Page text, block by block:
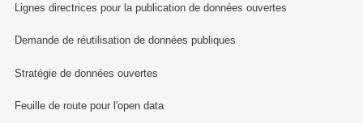
Lignes directrices pour la publication de données ouvertes
Demande de réutilisation de données publiques
Stratégie de données ouvertes
Feuille de route pour l'open data